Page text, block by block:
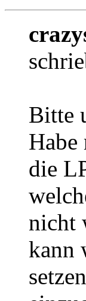
Bitte
die
nicht
kann